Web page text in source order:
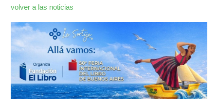
volver a las noticias